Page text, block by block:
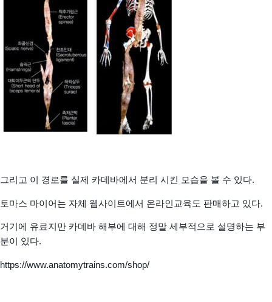
그리고 이 경로를 실제 카데바에서 분리 시킨 모습을 볼 수 있다.
토마스 마이어는 자체 웹사이트에서 온라인교육도 판매하고 있다.
거기에 유료지만 카데바 해부에 대해 정말 세부적으로 설명하는 부
분이 있다.
https://www.anatomytrains.com/shop/